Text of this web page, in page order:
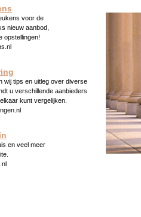
voor de
nieuw aanbod,
opstellingen!
wij tips en uitleg over diverse
u verschillende aanbieders
kunt vergelijken.
en veel meer